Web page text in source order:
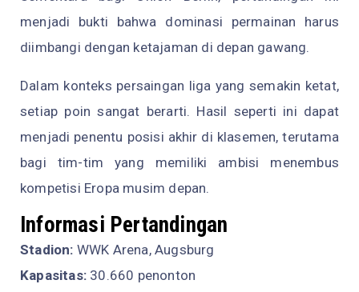
menjadi bukti bahwa dominasi permainan harus
diimbangi dengan ketajaman di depan gawang.
Dalam konteks persaingan liga yang semakin ketat,
setiap poin sangat berarti. Hasil seperti ini dapat
menjadi penentu posisi akhir di klasemen, terutama
bagi tim-tim yang memiliki ambisi menembus
kompetisi Eropa musim depan.
Informasi Pertandingan
Stadion: WWK Arena, Augsburg
Kapasitas: 30.660 penonton